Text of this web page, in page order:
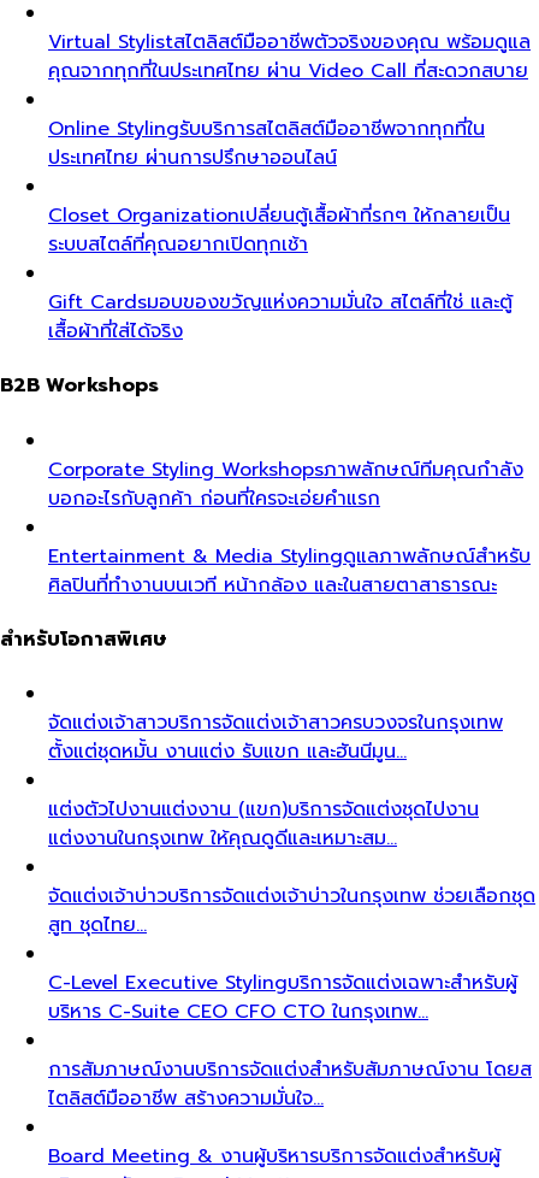
Virtual Stylistสไตลิสต์มืออาชีพตัวจริงของคุณ พร้อมดูแล
คุณจากทุกที่ในประเทศไทย ผ่าน Video Call ที่สะดวกสบาย
Online Stylingรับบริการสไตลิสต์มืออาชีพจากทุกที่ใน
ประเทศไทย ผ่านการปรึกษาออนไลน์
Closet Organizationเปลี่ยนตู้เสื้อผ้าที่รกๆ ให้กลายเป็น
ระบบสไตล์ที่คุณอยากเปิดทุกเช้า
Gift Cardsมอบของขวัญแห่งความมั่นใจ สไตล์ที่ใช่ และตู้
เสื้อผ้าที่ใส่ได้จริง
B2B Workshops
Corporate Styling Workshopsภาพลักษณ์ทีมคุณกำลัง
บอกอะไรกับลูกค้า ก่อนที่ใครจะเอ่ยคำแรก
Entertainment & Media Stylingดูแลภาพลักษณ์สำหรับ
ศิลปินที่ทำงานบนเวที หน้ากล้อง และในสายตาสาธารณะ
สำหรับโอกาสพิเศษ
จัดแต่งเจ้าสาวบริการจัดแต่งเจ้าสาวครบวงจรในกรุงเทพ
ตั้งแต่ชุดหมั้น งานแต่ง รับแขก และฮันนีมูน…
แต่งตัวไปงานแต่งงาน (แขก)บริการจัดแต่งชุดไปงาน
แต่งงานในกรุงเทพ ให้คุณดูดีและเหมาะสม…
จัดแต่งเจ้าบ่าวบริการจัดแต่งเจ้าบ่าวในกรุงเทพ ช่วยเลือกชุด
สูท ชุดไทย…
C-Level Executive Stylingบริการจัดแต่งเฉพาะสำหรับผู้
บริหาร C-Suite CEO CFO CTO ในกรุงเทพ…
การสัมภาษณ์งานบริการจัดแต่งสำหรับสัมภาษณ์งาน โดยส
ไตลิสต์มืออาชีพ สร้างความมั่นใจ…
Board Meeting & งานผู้บริหารบริการจัดแต่งสำหรับผู้